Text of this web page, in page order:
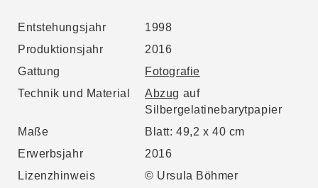
Entstehungsjahr
1998
Produktionsjahr
2016
Gattung
Fotografie
Technik und Material
Abzug auf
Silbergelatinebarytpapier
Maße
Blatt: 49,2 x 40 cm
Erwerbsjahr
2016
Lizenzhinweis
© Ursula Böhmer